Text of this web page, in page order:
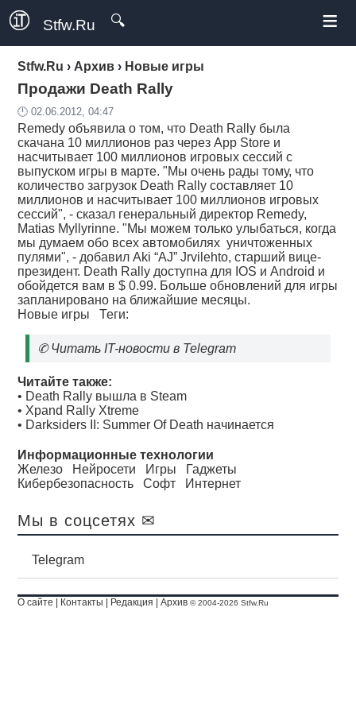
Stfw.Ru 🔍 ≡
Stfw.Ru › Архив › Новые игры
Продажи Death Rally
🕛 02.06.2012, 04:47
Remedy объявила о том, что Death Rally была
скачана 10 миллионов раз через App Store и
насчитывает 100 миллионов игровых сессий с
выпуском игры в марте. "Мы очень рады тому, что
количество загрузок Death Rally составляет 10
миллионов и насчитывает 100 миллионов игровых
сессий", - сказал генеральный директор Remedy,
Matias Myllyrinne. "Мы можем только улыбаться, когда
мы думаем обо всех автомобилях уничтоженных
пулями", - добавил Aki “AJ” Jrvilehto, старший вице-
президент. Death Rally доступна для IOS и Android и
обойдется вам в $ 0.99. Больше обновлений для игры
запланировано на ближайшие месяцы.
Новые игры Теги:
✆Читать IT-новости в Telegram
Читайте также:
• Death Rally вышла в Steam
• Xpand Rally Xtreme
• Darksiders II: Summer Of Death начинается
Информационные технологии
Железо
Нейросети Игры
Гаджеты
Кибербезопасность
Софт Интернет
Мы в соцсетях ✉
Telegram
О сайте Контакты Редакция |Архив © 2004-2026 Stfw.Ru